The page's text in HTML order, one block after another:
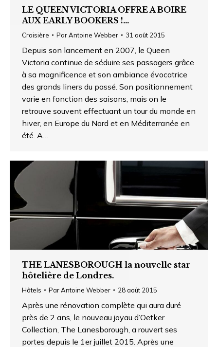
LE QUEEN VICTORIA OFFRE A BOIRE
AUX EARLY BOOKERS !…
Croisière ParAntoine Webber 31 août 2015
Depuis son lancement en 2007, le Queen
Victoria continue de séduire ses passagers grâce
à sa magnificence et son ambiance évocatrice
des grands liners du passé. Son positionnement
varie en fonction des saisons, mais on le
retrouve souvent effectuant un tour du monde en
hiver, en Europe du Nord et en Méditerranée en
été. A…
THE LANESBOROUGH la nouvelle star
hôtelière de Londres.
Hôtels ParAntoine Webber 28 août 2015
Après une rénovation complète qui aura duré
près de 2 ans, le nouveau joyau d’Oetker
Collection, The Lanesborough, a rouvert ses
portes depuis le 1er juillet 2015. Après une